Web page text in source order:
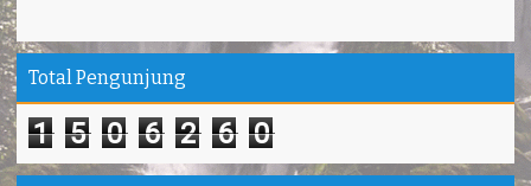
Total Pengunjung
1 5 0 6 2 6 0